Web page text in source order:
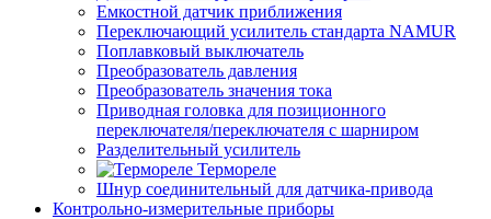
Емкостной датчик приближения
Переключающий усилитель стандарта NAMUR
Поплавковый выключатель
Преобразователь давления
Преобразователь значения тока
Приводная головка для позиционного
переключателя/переключателя с шарниром
Разделительный усилитель
Термореле
Шнур соединительный для датчика-привода
Контрольно-измерительные приборы